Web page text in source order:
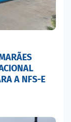
A NFS-E